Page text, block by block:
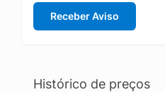
Receber Aviso
Histórico de preços